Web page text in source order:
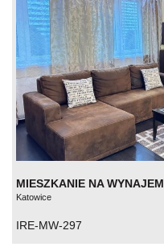
MIESZKANIE NA WYNAJEM
Katowice
IRE-MW-297